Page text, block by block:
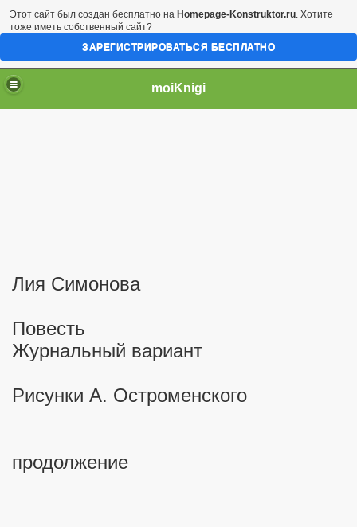
moiKnigi
Лия Симонова
Повесть
Журнальный вариант
Рисунки А. Остроменского
продолжение
Этот сайт был создан бесплатно на Homepage-Konstruktor.ru. Хотите
тоже иметь собственный сайт?
ЗАРЕГИСТРИРОВАТЬСЯ БЕСПЛАТНО